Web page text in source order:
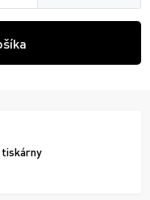
tiskárny